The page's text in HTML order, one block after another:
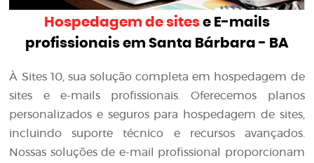
Hospedagem de sitese E-mails
profissionais em Santa Bárbara - BA
À Sites 10, sua solução completa em hospedagem de
sites e e-mails profissionais. Oferecemos planos
personalizados e seguros para hospedagem de sites,
incluindo suporte técnico e recursos avançados.
Nossas soluções de e-mail profissional proporcionam